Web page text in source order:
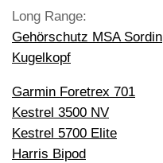
Long Range:
Gehörschutz MSA Sordin
Kugelkopf
Garmin Foretrex 701
Kestrel 3500 NV
Kestrel 5700 Elite
Harris Bipod